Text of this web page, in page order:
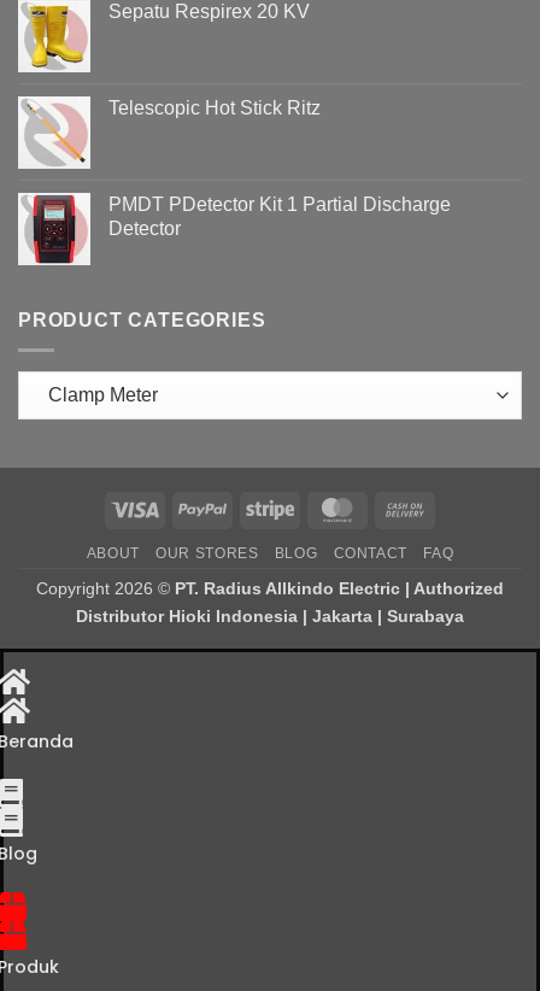
Sepatu Respirex 20 KV
Telescopic Hot Stick Ritz
PMDT PDetector Kit 1 Partial Discharge
Detector
PRODUCT CATEGORIES
Visa PayPal Stripe MasterCard
Delivery
ABOUT OUR STORES BLOG CONTACT FAQ
Copyright 2026 © PT. Radius Allkindo Electric | Authorized
Distributor Hioki Indonesia | Jakarta | Surabaya